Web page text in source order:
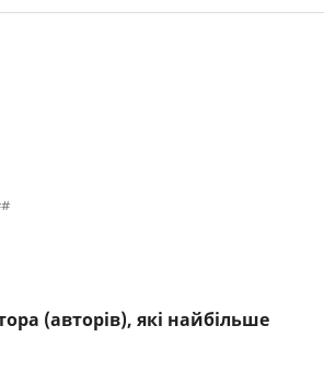
(авторів), які найбільше